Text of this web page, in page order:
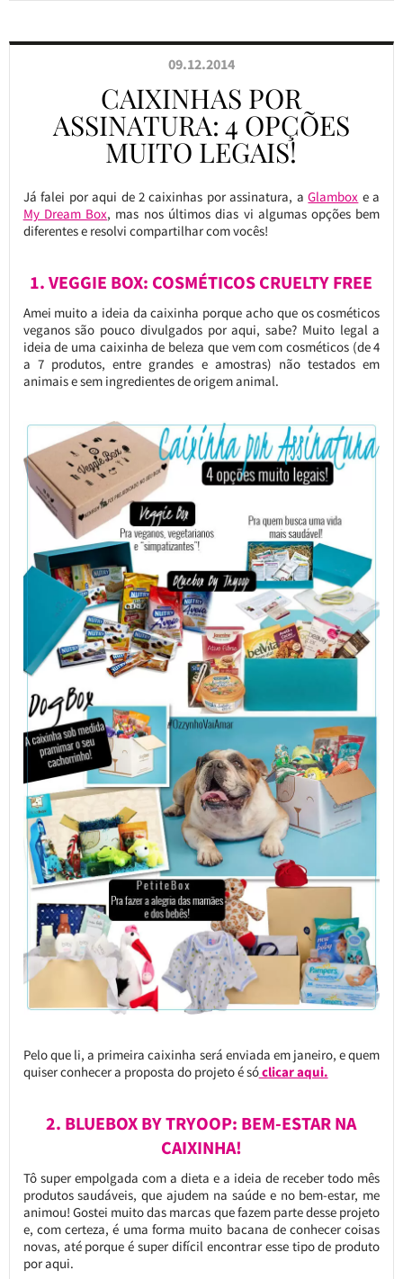
09.12.2014
CAIXINHAS POR
ASSINATURA: 4 OPÇÕES
MUITO LEGAIS!
Já falei por aqui de 2 caixinhas por assinatura, aGlambox e a
My Dream Box, mas nos últimos dias vi algumas opções bem
diferentes e resolvi compartilhar com vocês!
1. VEGGIE BOX: COSMÉTICOS CRUELTY FREE
Amei muito a ideia da caixinha porque acho que os cosméticos
veganos são pouco divulgados por aqui, sabe? Muito legal a
ideia de uma caixinha de beleza que vem com cosméticos (de 4
a 7 produtos, entre grandes e amostras) não testados em
animais e sem ingredientes de origem animal.
Pelo que li, a primeira caixinha será enviada em janeiro, e quem
quiser conhecer a proposta do projeto é sóclicar aqui.
2. BLUEBOX BY TRYOOP: BEM-ESTAR NA
CAIXINHA!
Tô super empolgada com a dieta e a ideia de receber todo mês
produtos saudáveis, que ajudem na saúde e no bem-estar, me
animou! Gostei muito das marcas que fazem parte desse projeto
e, com certeza, é uma forma muito bacana de conhecer coisas
novas, até porque é super difícil encontrar esse tipo de produto
por aqui.